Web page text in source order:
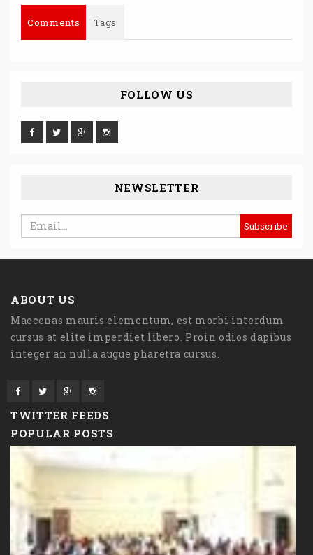
Comments Tags
FOLLOW US
NEWSLETTER
ABOUT US
Maecenas mauris elementum, est morbi interdum
cursus at elite imperdiet libero. Proin odios dapibus
integer an nulla augue pharetra cursus.
TWITTER FEEDS
POPULAR POSTS